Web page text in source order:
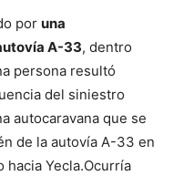
por una
A-33, dentro
persona resultó
del siniestro
autocaravana que se
de la autovía A-33 en
Yecla.Ocurría